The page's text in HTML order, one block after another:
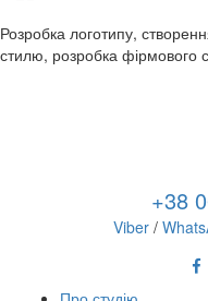
Розробка логотипу,
стилю, розробка
+38
Viber /